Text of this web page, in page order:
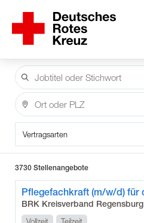
Vertragsarten
3730 Stellenangebote
BRK Kreisverband Regensburg